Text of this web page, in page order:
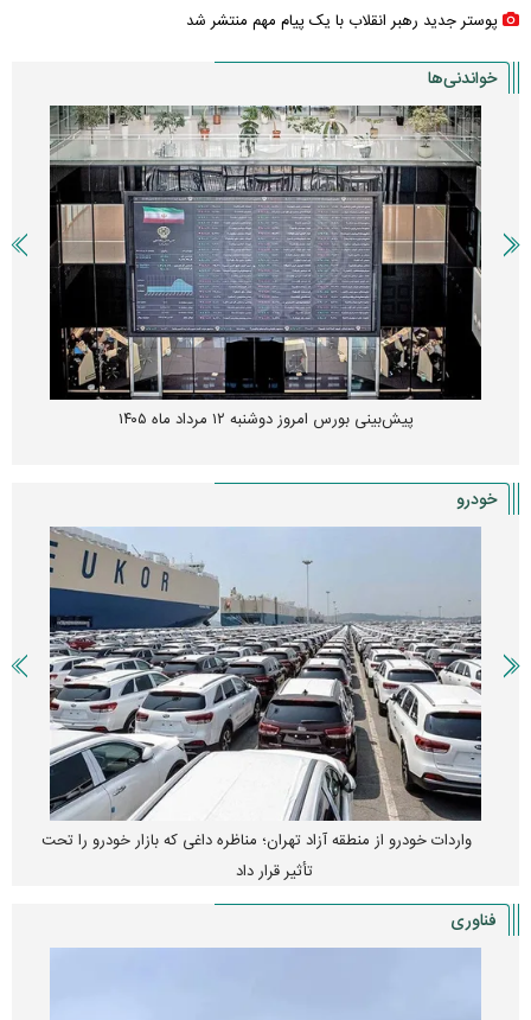
پوستر جدید رهبر انقلاب با یک پیام مهم منتشر شد
خواندنی‌ها
پیش‌بینی بورس امروز دوشنبه ۱۲ مرداد ماه ۱۴۰۵
خودرو
واردات خودرو از منطقه آزاد تهران؛ مناظره داغی که بازار خودرو را تحت
تأثیر قرار داد
فناوری